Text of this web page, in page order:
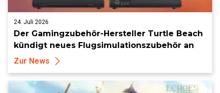
24. Juli 2026
Der Gamingzubehör-Hersteller Turtle Beach
kündigt neues Flugsimulationszubehör an
Zur News